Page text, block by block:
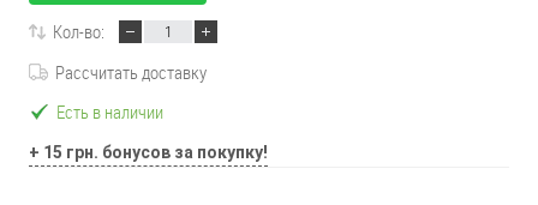
Кол-во:
Рассчитать доставку
Есть в наличии
+ 15 грн. бонусов за покупку!